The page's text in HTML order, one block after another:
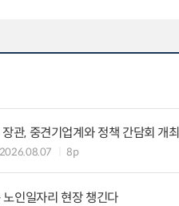
관, 중견기업계와 정책 간담회 개최
2026.08.07 8p
인일자리 현장 챙긴다